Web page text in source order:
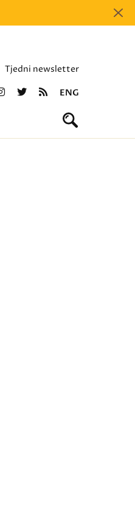
Tjedni newsletter
ENG